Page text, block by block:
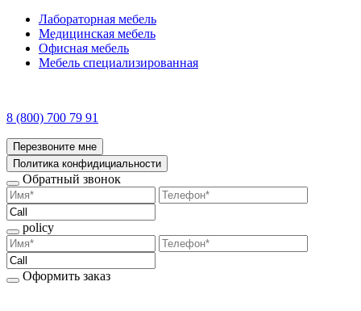
Лабораторная мебель
Медицинская мебель
Офисная мебель
Мебель специализированная
8 (800) 700 79 91
Перезвоните мне
Политика конфидициальности
Обратный звонок
policy
Оформить заказ